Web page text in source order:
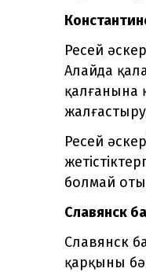
Ресей
Алайда
қалғанына
Ресей
болмай
Славянск
Славянск
қарқыны